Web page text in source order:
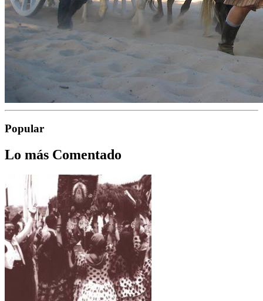
Popular
Lo más Comentado